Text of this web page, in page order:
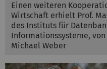
Einen weiteren
Wirtschaft erhielt Prof.
des Instituts für
Informationssysteme,
Michael Weber